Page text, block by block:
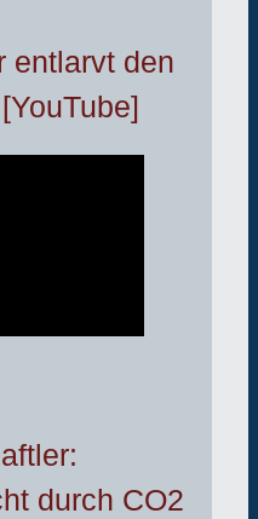
entlarvt den
durch CO2